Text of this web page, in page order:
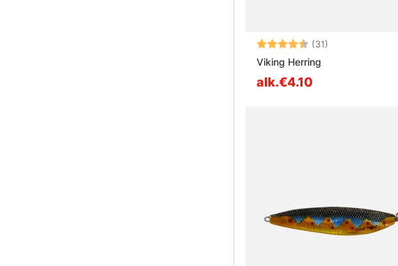
Arvio: (31)
Viking Herring
alk.€4.10